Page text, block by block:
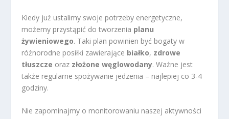
Kiedy już ustalimy swoje potrzeby energetyczne,
możemy przystąpić do tworzenia planu
żywieniowego. Taki plan powinien być bogaty w
różnorodne posiłki zawierające białko, zdrowe
tłuszcze oraz złożone węglowodany. Ważne jest
także regularne spożywanie jedzenia – najlepiej co 3-4
godziny.
Nie zapominajmy o monitorowaniu naszej aktywności